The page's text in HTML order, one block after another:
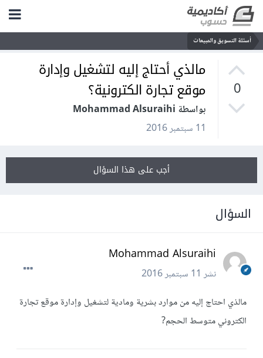
أسئلة التسويق والمبيعات
0
مالذي أحتاج إليه لتشغيل وإدارة
موقع تجارة الكترونية؟
بواسطة Mohammad Alsuraihi
11 سبتمبر 2016
أجب على هذا السؤال
السؤال
Mohammad Alsuraihi
نشر11 سبتمبر 2016
مالذي احتاج إليه من موارد بشرية ومادية لتشغيل وإدارة موقع تجارة
الكتروني متوسط الحجم?